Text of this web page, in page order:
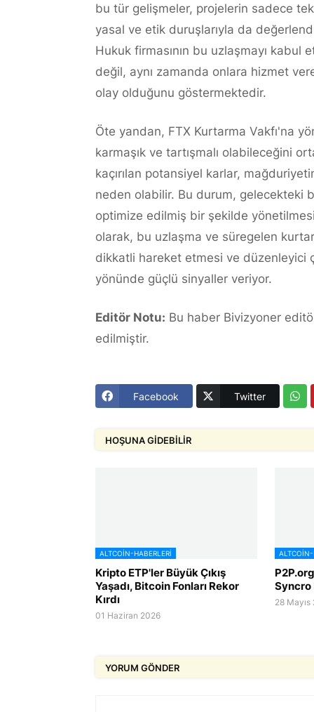
bu tür gelişmeler, projelerin sadece
yasal ve etik duruşlarıyla da
Hukuk firmasının bu uzlaşmayı kabul
değil, aynı zamanda onlara hizmet
olay olduğunu göstermektedir.
Öte yandan, FTX Kurtarma Vakfı'na
karmaşık ve tartışmalı olabileceğini
kaçırılan potansiyel karlar,
neden olabilir. Bu durum, gelecekteki
optimize edilmiş bir şekilde
olarak, bu uzlaşma ve süregelen
dikkatli hareket etmesi ve düzenleyici
yönünde güçlü sinyaller veriyor.
Editör Notu: Bu haber Bivizyoner
edilmiştir.
Facebook Twitter
HOŞUNA GIDEBILIR
ALTCOIN-HABERLERI
Kripto ETP'ler Büyük Çıkış
Yaşadı, Bitcoin Fonları Rekor
Kırdı
01 Haziran 2026
ALTCOIN-
Syncro
28 Mayıs
YORUM GÖNDER